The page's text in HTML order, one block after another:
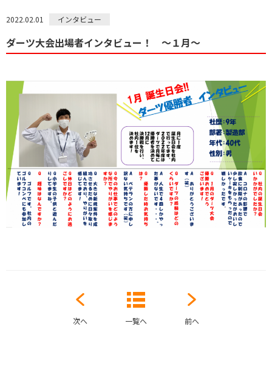
2022.02.01 インタビュー
ダーツ大会出場者インタビュー！ ～１月～
一覧へ
次へ 前へ